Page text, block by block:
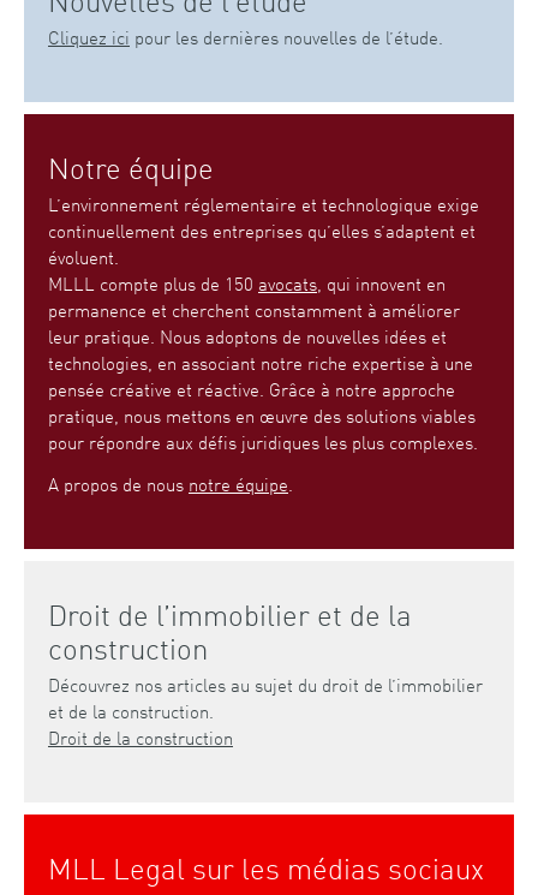
Cliquez ici pour les dernières nouvelles de l’étude.
Notre équipe
L’environnement réglementaire et technologique exige
continuellement des entreprises qu’elles s’adaptent et
évoluent.
MLLL compte plus de 150 avocats, qui innovent en
permanence et cherchent constamment à améliorer
leur pratique. Nous adoptons de nouvelles idées et
technologies, en associant notre riche expertise à une
pensée créative et réactive. Grâce à notre approche
pratique, nous mettons en œuvre des solutions viables
pour répondre aux défis juridiques les plus complexes.
A propos de nous notre équipe.
Droit de l’immobilier et de la
construction
Découvrez nos articles au sujet du droit de l’immobilier
et de la construction.
Droit de la construction
MLL Legal sur les médias sociaux